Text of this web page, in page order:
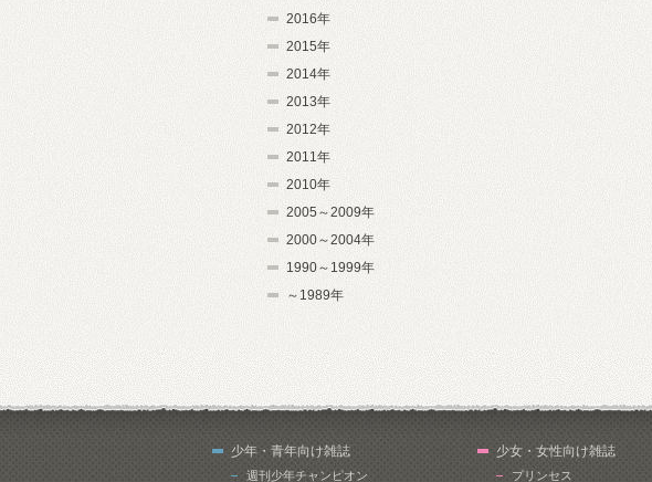
2016年
2015年
2014年
2013年
2012年
2011年
2010年
2005～2009年
2000～2004年
1990～1999年
～1989年
少年・青年向け雑誌
週刊少年チャンピオン
少女・女性向け雑誌
プリンセス